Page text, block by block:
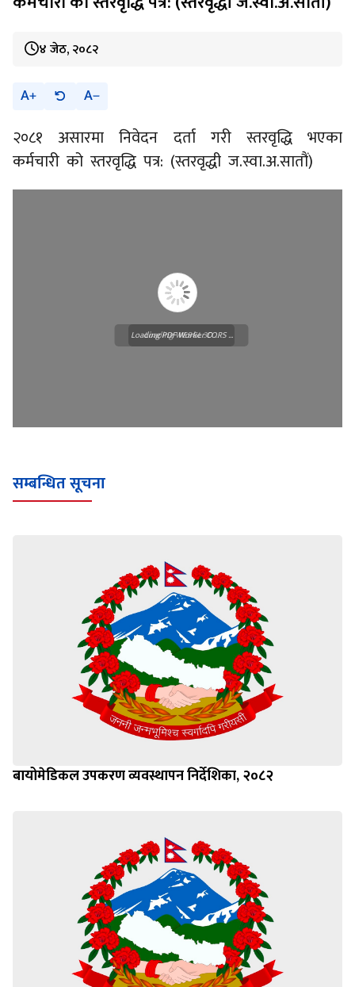
४ जेठ, २०८२
A A
२०८१ असारमा निवेदन दर्ता गरी स्तरवृद्धि भएका
कर्मचारी को स्तरवृद्धि पत्र: (स्तरवृद्धी ज.स्वा.अ.सातौं)
Loading WEBGL 3D ...
Loading PDF Worker CORS ...
सम्बन्धित सूचना
बायोमेडिकल उपकरण व्यवस्थापन निर्देशिका, २०८२